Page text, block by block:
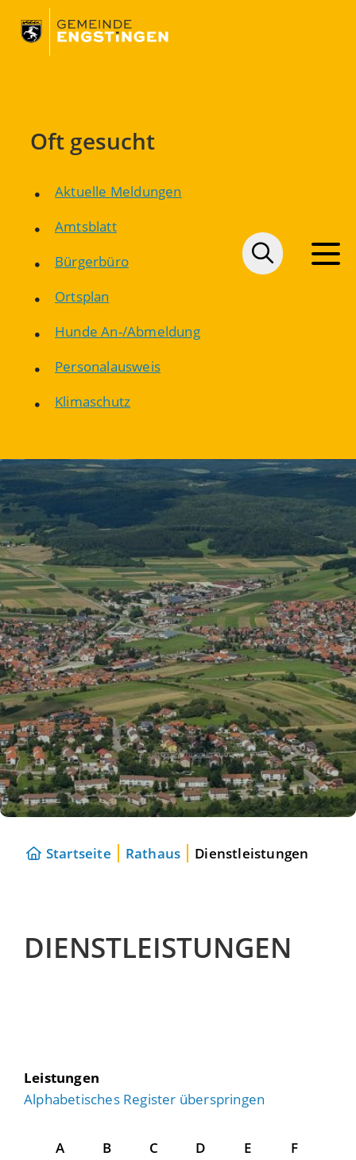
Oft gesucht
Aktuelle Meldungen
Amtsblatt
Bürgerbüro
Ortsplan
Hunde An-/Abmeldung
Personalausweis
Klimaschutz
Startseite Rathaus Dienstleistungen
DIENSTLEISTUNGEN
Leistungen
Alphabetisches Register überspringen
A B C D E
F